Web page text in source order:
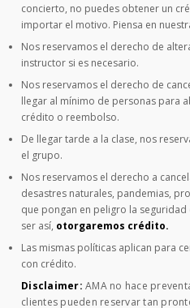
concierto, no puedes obtener un
importar el motivo. Piensa en
Nos reservamos el derecho de
instructor si es necesario.
Nos reservamos el derecho de
llegar al mínimo de personas para
crédito o reembolso.
De llegar tarde a la clase, nos
el grupo.
Nos reservamos el derecho a
desastres naturales, pandemias,
que pongan en peligro la
ser así, otorgaremos crédito.
Las mismas políticas aplican para
con crédito.
Disclaimer: AMA no hace
clientes pueden reservar tan